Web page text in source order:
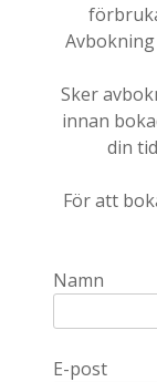
Sker
innan
din
För att
Namn
E-post